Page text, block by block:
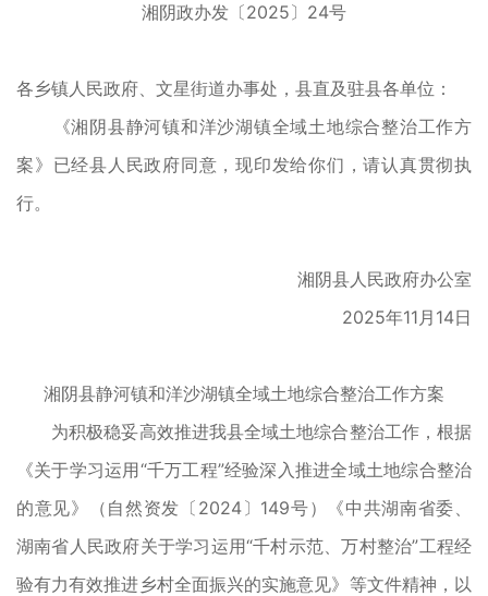
湘阴政办发〔2025〕24号
各乡镇人民政府、文星街道办事处，县直及驻县各单位：
《湘阴县静河镇和洋沙湖镇全域土地综合整治工作方
案》已经县人民政府同意，现印发给你们，请认真贯彻执
行。
湘阴县人民政府办公室
2025年11月14日
湘阴县静河镇和洋沙湖镇全域土地综合整治工作方案
为积极稳妥高效推进我县全域土地综合整治工作，根据
《关于学习运用“千万工程”经验深入推进全域土地综合整治
的意见》（自然资发〔2024〕149号）《中共湖南省委、
湖南省人民政府关于学习运用“千村示范、万村整治”工程经
验有力有效推进乡村全面振兴的实施意见》等文件精神，以